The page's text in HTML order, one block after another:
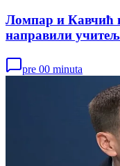
Ломпар и Кавчић
направили
pre 00 minuta